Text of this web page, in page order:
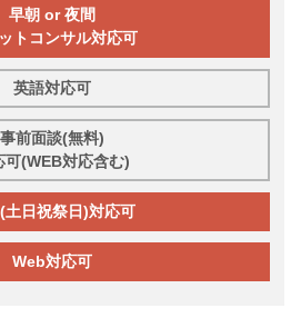
早朝 or 夜間
トコンサル対応可
英語対応可
事前面談(無料)
可(WEB対応含む)
土日祝祭日)対応可
Web対応可